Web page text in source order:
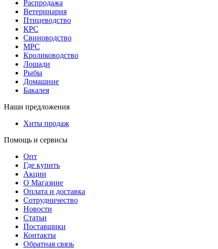
Распродажа
Ветеринария
Птицеводство
КРС
Свиноводство
МРС
Кролиководство
Лошади
Рыбы
Домашние
Бакалея
Наши предложения
Хиты продаж
Помощь и сервисы
Опт
Где купить
Акции
О Магазине
Оплата и доставка
Сотрудничество
Новости
Статьи
Поставщики
Контакты
Обратная связь